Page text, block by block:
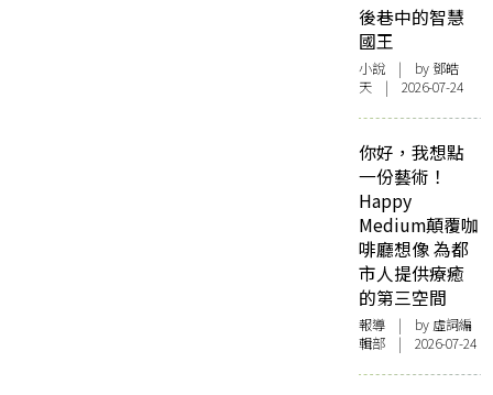
後巷中的智慧
國王
小說 | by 鄧皓
天 | 2026-07-24
你好，我想點
一份藝術！
Happy
Medium顛覆咖
啡廳想像 為都
市人提供療癒
的第三空間
報導 | by 虛詞編
輯部 | 2026-07-24